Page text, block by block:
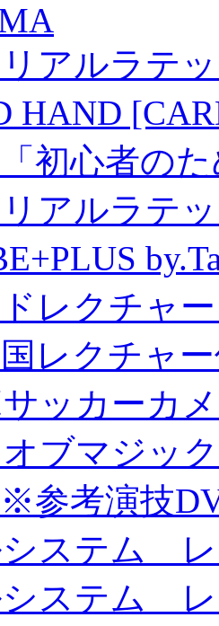
アルラテ
HAND
「初心者の
アルラテ
レクチャ
レクチャ
ッカーカ
ブマジッ
参考演技
システム
システム